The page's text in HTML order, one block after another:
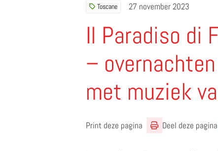
Toscane 27 november 2023
Il Paradiso di
–
met muziek
Print deze pagina
Deel deze pagina